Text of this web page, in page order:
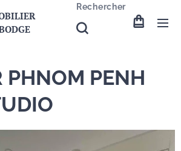
Rechercher
PHNOM PENH